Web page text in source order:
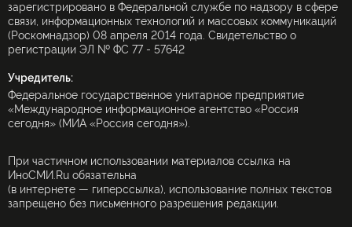
зарегистрировано в Федеральной службе по надзору в сфере
связи, информационных технологий и массовых коммуникаций
(Роскомнадзор) 08 апреля 2014 года. Свидетельство о
регистрации ЭЛ № ФС 77 - 57642
Учредитель:
Федеральное государственное унитарное предприятие
«Международное информационное агентство «Россия
сегодня» (МИА «Россия сегодня»).
При частичном использовании материалов ссылка на
ИноСМИ.Ru обязательна
(в интернете — гиперссылка), использование полных текстов
запрещено без письменного разрешения редакции.